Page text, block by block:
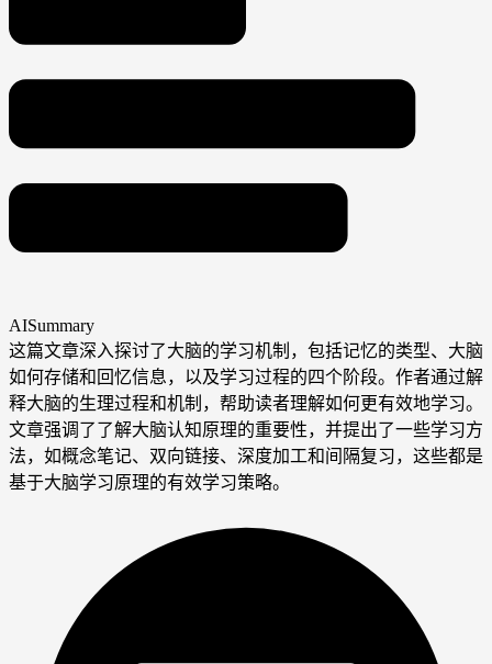
AISummary
这篇文章深入探讨了大脑的学习机制，包括记忆的类型、大脑
如何存储和回忆信息，以及学习过程的四个阶段。作者通过解
释大脑的生理过程和机制，帮助读者理解如何更有效地学习。
文章强调了了解大脑认知原理的重要性，并提出了一些学习方
法，如概念笔记、双向链接、深度加工和间隔复习，这些都是
基于大脑学习原理的有效学习策略。